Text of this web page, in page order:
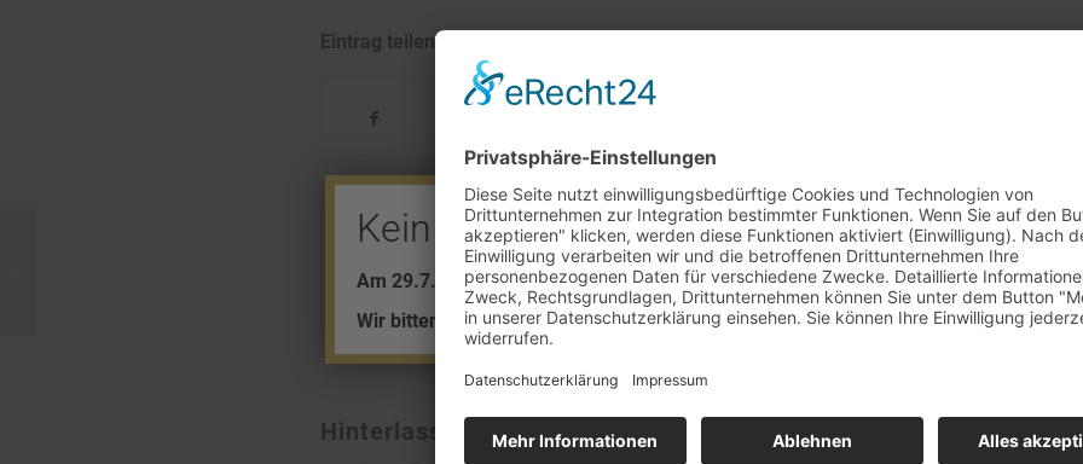
Eintrag teilen
0
Hinterlasse einen Kommentar
Kein Barverkaufstag am 29.7. + 5.8.
Am 29.7. + 5.8. findet unser Barverkaufstag in Rheinstetten leider nicht statt.
Wir bitten um Ihr Verständnis!